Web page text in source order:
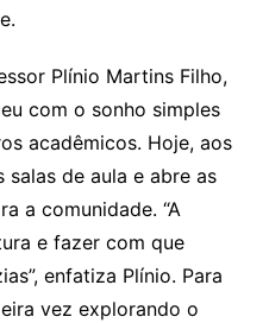
Plínio Martins Filho,
com o sonho simples
acadêmicos. Hoje, aos
salas de aula e abre as
a comunidade. “A
e fazer com que
enfatiza Plínio. Para
vez explorando o